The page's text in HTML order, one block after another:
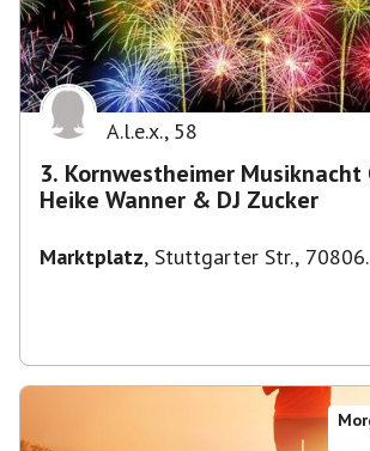
A.l.e.x., 58
3. Kornwestheimer Musiknacht
Heike Wanner & DJ Zucker
Marktplatz, Stuttgarter Str., 70806